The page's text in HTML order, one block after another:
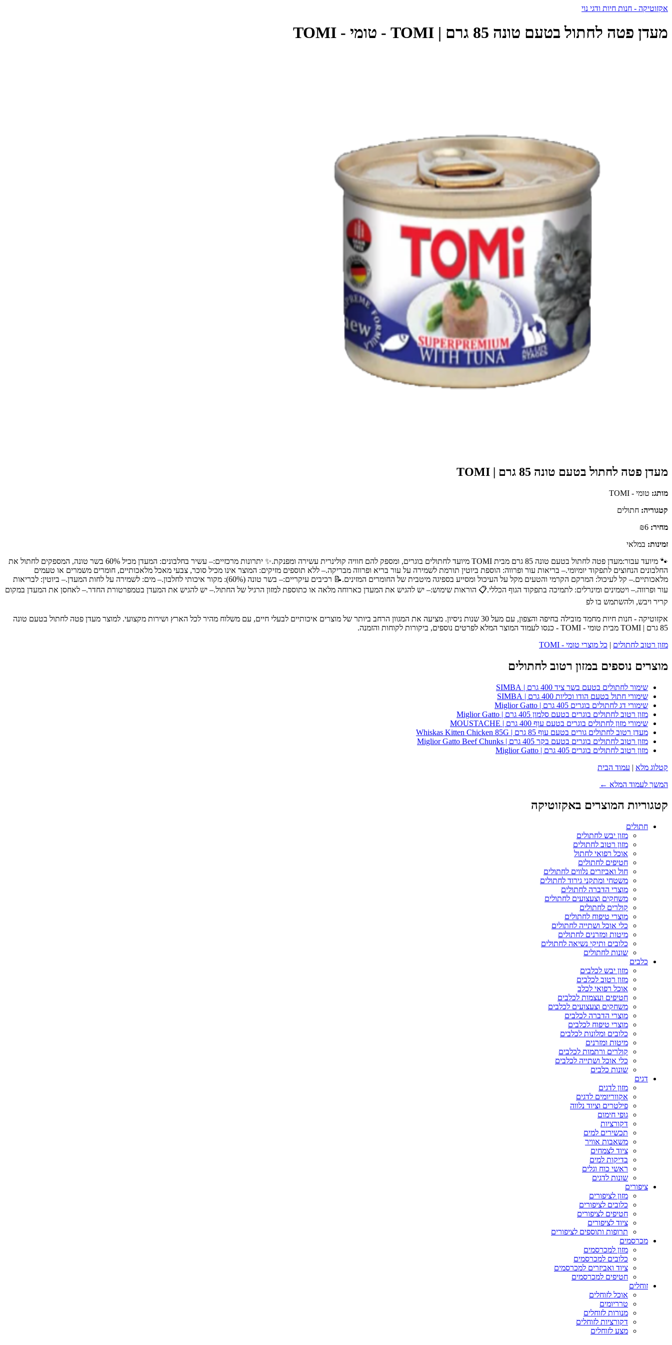
אקזוטיקה - חנות חיות ודגי נוי
מעדן פטה לחתול בטעם טונה 85 גרם | TOMI - טומי - TOMI
מעדן פטה לחתול בטעם טונה 85 גרם | TOMI
מותג: טומי - TOMI
קטגוריה: חתולים
מחיר:
זמינות: במלאי
🐾 מיועד עבור:מעדן פטה לחתול בטעם טונה 85 גרם מבית TOMI מיועד לחתולים בוגרים, ומספק להם חוויה קולינרית עשירה ומפנקת.✨ יתרונות מרכזיים:– עשיר בחלבונים: המעדן מכיל 60% בשר טונה, המספקים לחתול את
החלבונים הנחוצים לתפקוד יומיומי.– בריאות עור ופרווה: הוספת ביוטין תורמת לשמירה על עור בריא ופרווה מבריקה.– ללא תוספים מזיקים: המוצר אינו מכיל סוכר, צבעי מאכל מלאכותיים, חומרים משמרים או טעמים
מלאכותיים.– קל לעיכול: המרקם הקרמי והטעים מקל על העיכול ומסייע בספיגה מיטבית של החומרים המזינים.📝 רכיבים עיקריים:– בשר טונה (60%): מקור איכותי לחלבון.– מים: לשמירה על לחות המעדן.– ביוטין: לבריאות
עור ופרווה.– ויטמינים ומינרלים: לתמיכה בתפקוד הגוף הכללי.📋 הוראות שימוש:– יש להגיש את המעדן כארוחה מלאה או כתוספת למזון הרגיל של החתול.– יש להגיש את המעדן בטמפרטורת החדר.– לאחסן את המעדן במקום
קריר ויבש, ולהשתמש בו לפ
אקזוטיקה - חנות חיות מחמד מובילה בחיפה והצפון, עם מעל 30 שנות ניסיון. מציעה את המגוון הרחב ביותר של מוצרים איכותיים לבעלי חיים, עם משלוח מהיר לכל הארץ ושירות מקצועי. למוצר מעדן פטה לחתול בטעם טונה
85 גרם | TOMI מבית טומי - TOMI - כנסו לעמוד המוצר המלא לפרטים נוספים, ביקורות לקוחות והזמנה.
מזון רטוב לחתולים | כל מוצרי טומי - TOMI
מוצרים נוספים במזון רטוב לחתולים
שימור לחתולים בטעם בשר ציד 400 גרם | SIMBA
שימורי חתול בטעם הודו וכליות 400 גרם | SIMBA
שימורי דג לחתולים בוגרים 405 גרם | Miglior Gatto
מזון רטוב לחתולים בוגרים בטעם סלמון 405 גרם | Miglior Gatto
שימורי מזון לחתולים בוגרים בטעם עוף 400 גרם | MOUSTACHE
מעדן רטוב לחתולים גורים בטעם עוף 85 גרם | Whiskas Kitten Chicken 85G
מזון רטוב לחתולים בוגרים בטעם בקר 405 גרם | Miglior Gatto Beef Chunks
מזון רטוב לחתולים בוגרים 405 גרם | Miglior Gatto
קטלוג מלא | עמוד הבית
המשך לעמוד המלא ←
קטגוריות המוצרים באקזוטיקה
חתולים
מזון יבש לחתולים
מזון רטוב לחתולים
אוכל רפואי לחתול
חטיפים לחתולים
חול ואביזרים נלווים לחתולים
משטחי ומתקני גירוד לחתולים
מוצרי הדברה לחתולים
משחקים וצעצועים לחתולים
קולרים לחתולים
מוצרי טיפוח לחתולים
כלי אוכל ושתייה לחתולים
מיטות ומזרנים לחתולים
כלובים ותיקי נשיאה לחתולים
שונות לחתולים
כלבים
מזון יבש לכלבים
מזון רטוב לכלבים
אוכל רפואי לכלב
חטיפים ועצמות לכלבים
משחקים וצעצועים לכלבים
מוצרי הדברה לכלבים
מוצרי טיפוח לכלבים
כלובים ומלונות לכלבים
מיטות ומזרנים
קולרים ורתמות לכלבים
כלי אוכל ושתייה לכלבים
שונות כלבים
דגים
מזון לדגים
אקווריומים לדגים
פילטרים וציוד נלווה
גופי חימום
דקורציות
תכשירים למים
משאבות אוויר
ציוד לצמחים
בדיקות למים
ראשי כוח וגלים
שונות לדגים
ציפורים
מזון לציפורים
כלובים לציפורים
חטיפים לציפורים
ציוד לציפורים
תרופות ותוספים לציפורים
מכרסמים
מזון למכרסמים
כלובים למכרסמים
ציוד ואביזרים למכרסמים
חטיפים למכרסמים
זוחלים
אוכל לזוחלים
טרריומים
מנורות לזוחלים
דקורציות לזוחלים
מצע לזוחלים